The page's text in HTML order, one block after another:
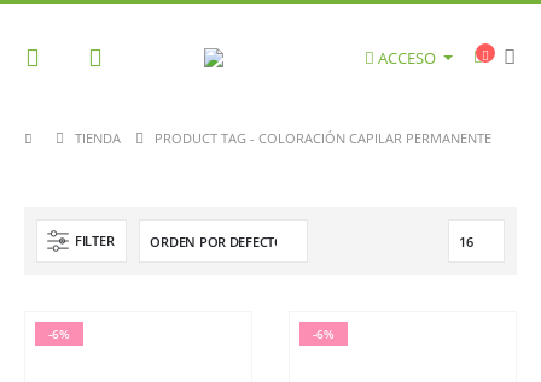
ACCESO
TIENDA PRODUCT TAG - COLORACIÓN CAPILAR PERMANENTE
FILTER
-6% -6%